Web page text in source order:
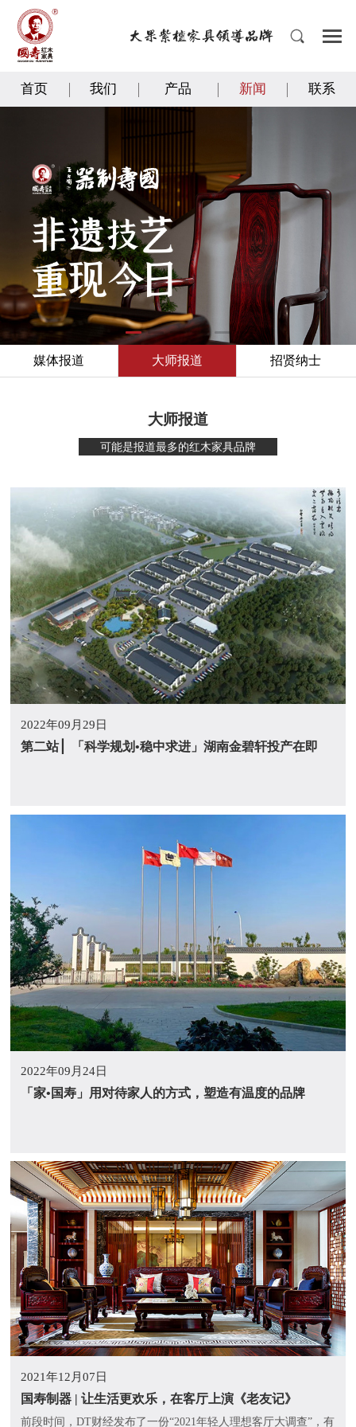
首页 我们 产品 新闻 联系
媒体报道 大师报道 招贤纳士
大师报道
可能是报道最多的红木家具品牌
2022年09月29日
第二站 ▏「科学规划•稳中求进」湖南金碧轩投产在即
2022年09月24日
「家•国寿」用对待家人的方式，塑造有温度的品牌
2021年12月07日
国寿制器 | 让生活更欢乐，在客厅上演《老友记》
前段时间，DT财经发布了一份“2021年轻人理想客厅大调查”，有